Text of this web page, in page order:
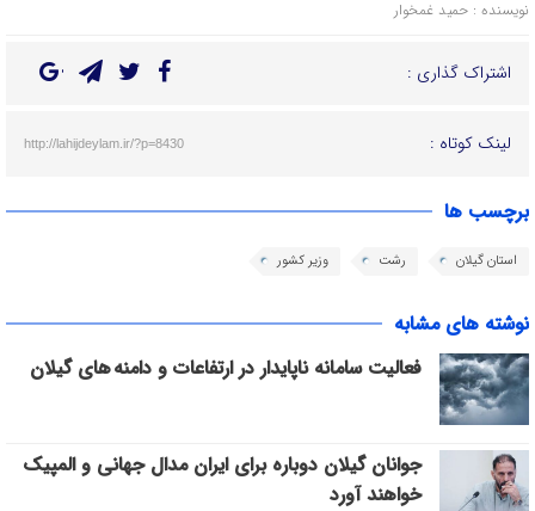
نویسنده : حمید غمخوار
اشتراک گذاری :
لینک کوتاه : http://lahijdeylam.ir/?p=8430
برچسب ها
استان گیلان رشت وزیر کشور
نوشته های مشابه
فعالیت سامانه ناپایدار در ارتفاعات و دامنه های گیلان
جوانان گیلان دوباره برای ایران مدال جهانی و المپیک
خواهند آورد